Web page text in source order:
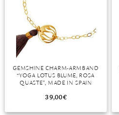
KYANIT
LABRADORIT
LAPISLAZULI
MONDSTEIN
GEMSHINE CHARM-ARMBAND
“YOGA LOTUS BLUME, ROSA
QUASTE”, MADE IN SPAIN
39,00€